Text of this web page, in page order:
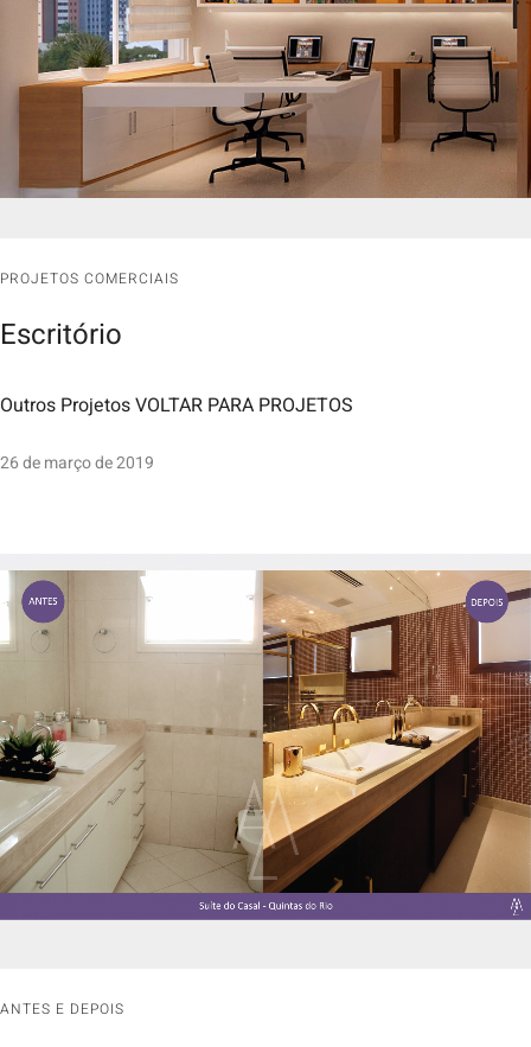
PROJETOS COMERCIAIS
Escritório
Outros Projetos VOLTAR PARA PROJETOS
26 de março de 2019
ANTES E DEPOIS